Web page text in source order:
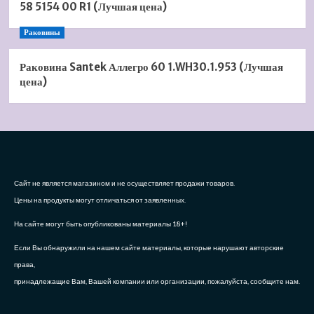
58 5154 00 R1 (Лучшая цена)
Раковины
Раковина Santek Аллегро 60 1.WH30.1.953 (Лучшая
цена)
Сайт не является магазином и не осуществляет продажи товаров.
Цены на продукты могут отличаться от заявленных.
На сайте могут быть опубликованы материалы 18+!
Если Вы обнаружили на нашем сайте материалы, которые нарушают авторские
права,
принадлежащие Вам, Вашей компании или организации, пожалуйста, сообщите нам.